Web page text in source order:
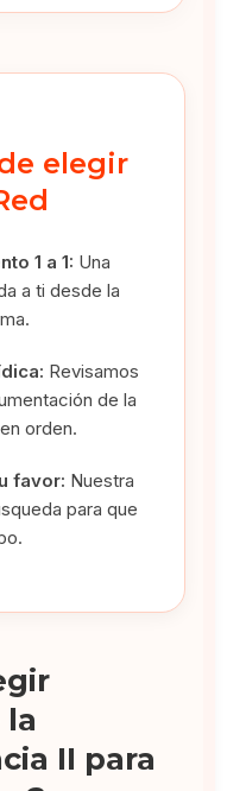
elegir
1 a 1: Una
a ti desde la
Revisamos
de la
orden.
favor: Nuestra
para que
la
II para